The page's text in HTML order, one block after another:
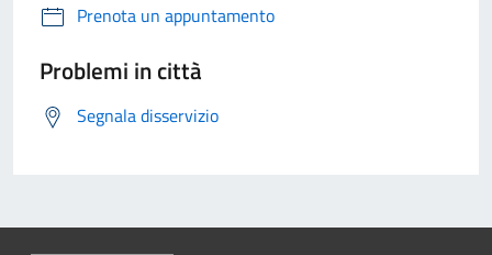
Prenota un appuntamento
Problemi in città
Segnala disservizio